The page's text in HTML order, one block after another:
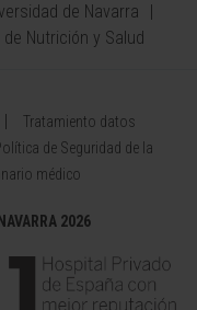
de Navarra
Nutrición y Salud
Tratamiento datos
de Seguridad de la
médico
2026